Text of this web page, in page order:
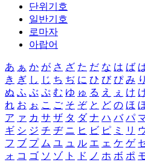
단위기호
일반기호
로마자
아랍어
あ ぁ か が さ ざ た だ な は ば
き ぎ し じ ち ぢ に ひ び ぴ み り
ぬ ふ ぶ ぷ む ゆ ゅ る え ぇ け
れ お ぉ こ ご そ ぞ と ど の ほ
ア ァ カ サ ザ タ ダ ナ ハ バ パ
ギ シ ジ チ ヂ ニ ヒ ビ ピ ミ リ
フ ブ プ ム ユ ュ ル エ ェ ケ ゲ
ォ コ ゴ ソ ゾ ト ド ノ ホ ボ ポ